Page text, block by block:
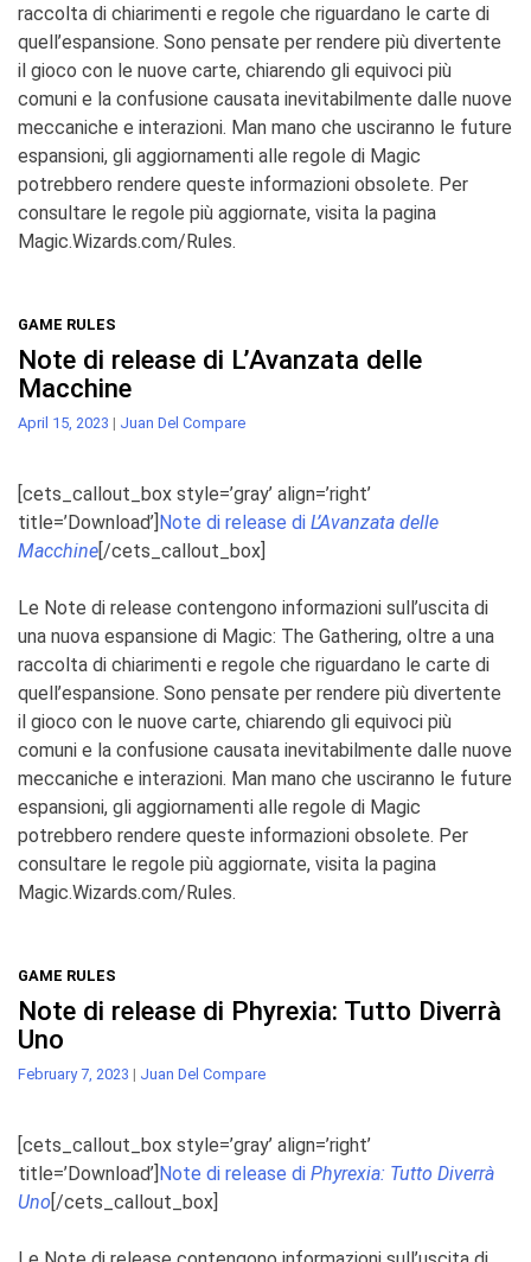
raccolta di chiarimenti e regole che riguardano le carte di
quell’espansione. Sono pensate per rendere più divertente
il gioco con le nuove carte, chiarendo gli equivoci più
comuni e la confusione causata inevitabilmente dalle nuove
meccaniche e interazioni. Man mano che usciranno le future
espansioni, gli aggiornamenti alle regole di Magic
potrebbero rendere queste informazioni obsolete. Per
consultare le regole più aggiornate, visita la pagina
Magic.Wizards.com/Rules.
GAME RULES
Note di release di L’Avanzata delle
Macchine
April 15, 2023 | Juan Del Compare
[cets_callout_box style=’gray’ align=’right’
title=’Download’]Note di release di L’Avanzata delle
Macchine[/cets_callout_box]
Le Note di release contengono informazioni sull’uscita di
una nuova espansione di Magic: The Gathering, oltre a una
raccolta di chiarimenti e regole che riguardano le carte di
quell’espansione. Sono pensate per rendere più divertente
il gioco con le nuove carte, chiarendo gli equivoci più
comuni e la confusione causata inevitabilmente dalle nuove
meccaniche e interazioni. Man mano che usciranno le future
espansioni, gli aggiornamenti alle regole di Magic
potrebbero rendere queste informazioni obsolete. Per
consultare le regole più aggiornate, visita la pagina
Magic.Wizards.com/Rules.
GAME RULES
Note di release di Phyrexia: Tutto Diverrà
Uno
February 7, 2023 | Juan Del Compare
[cets_callout_box style=’gray’ align=’right’
title=’Download’]Note di release di Phyrexia: Tutto Diverrà
Uno[/cets_callout_box]